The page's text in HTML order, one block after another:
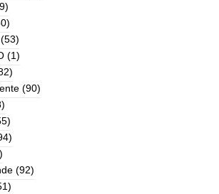
(53)
(1)
(90)
(92)